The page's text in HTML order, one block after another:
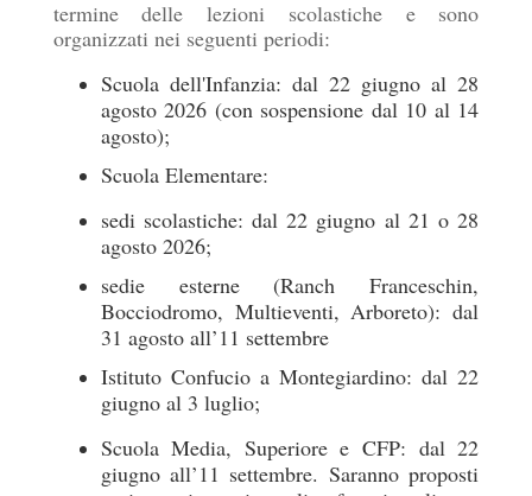
termine delle lezioni scolastiche e sono
organizzati nei seguenti periodi:
Scuola dell'Infanzia: dal 22 giugno al 28
agosto 2026 (con sospensione dal 10 al 14
agosto);
Scuola Elementare:
sedi scolastiche: dal 22 giugno al 21 o 28
agosto 2026;
sedie esterne (Ranch Franceschin,
Bocciodromo, Multieventi, Arboreto): dal
31 agosto all’11 settembre
Istituto Confucio a Montegiardino: dal 22
giugno al 3 luglio;
Scuola Media, Superiore e CFP: dal 22
giugno all’11 settembre. Saranno proposti